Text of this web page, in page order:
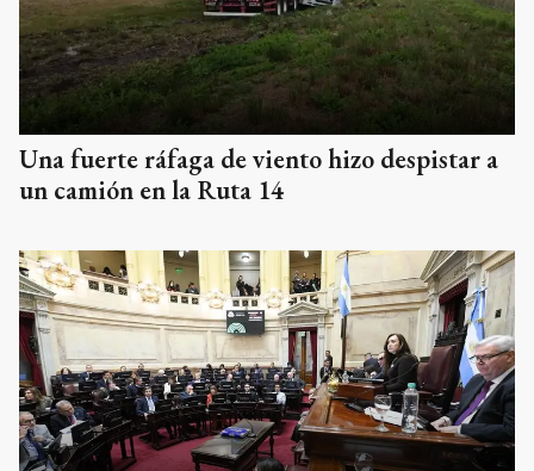
Una fuerte ráfaga de viento hizo despistar a
un camión en la Ruta 14